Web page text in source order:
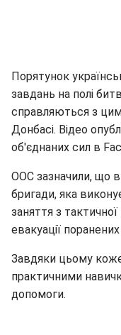
Порятунок
завдань на полі
справляються з
Донбасі. Відео
об'єднаних сил в
ООС зазначили, що
бригади, яка
заняття з
евакуації
Завдяки цьому
практичними
допомоги.